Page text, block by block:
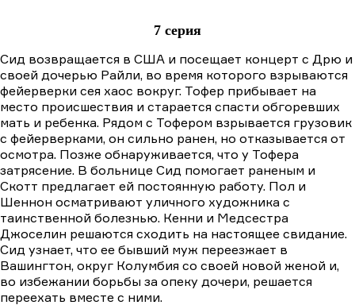
7 серия
Сид возвращается в США и посещает концерт с Дрю и
своей дочерью Райли, во время которого взрываются
фейерверки сея хаос вокруг. Тофер прибывает на
место происшествия и старается спасти обгоревших
мать и ребенка. Рядом с Тофером взрывается грузовик
с фейерверками, он сильно ранен, но отказывается от
осмотра. Позже обнаруживается, что у Тофера
затрясение. В больнице Сид помогает раненым и
Скотт предлагает ей постоянную работу. Пол и
Шеннон осматривают уличного художника с
таинственной болезнью. Кенни и Медсестра
Джоселин решаются сходить на настоящее свидание.
Сид узнает, что ее бывший муж переезжает в
Вашингтон, округ Колумбия со своей новой женой и,
во избежании борьбы за опеку дочери, решается
переехать вместе с ними.